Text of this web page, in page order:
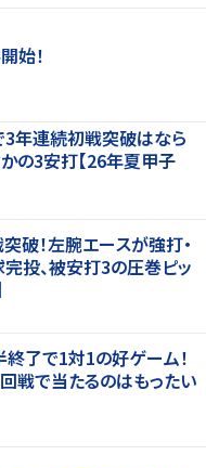
始！
年連続初戦突破はなら
の3安打【26年夏甲子
破！左腕エースが強打・
投、被安打3の圧巻ピッ
了で1対1の好ゲーム！
戦で当たるのはもったい